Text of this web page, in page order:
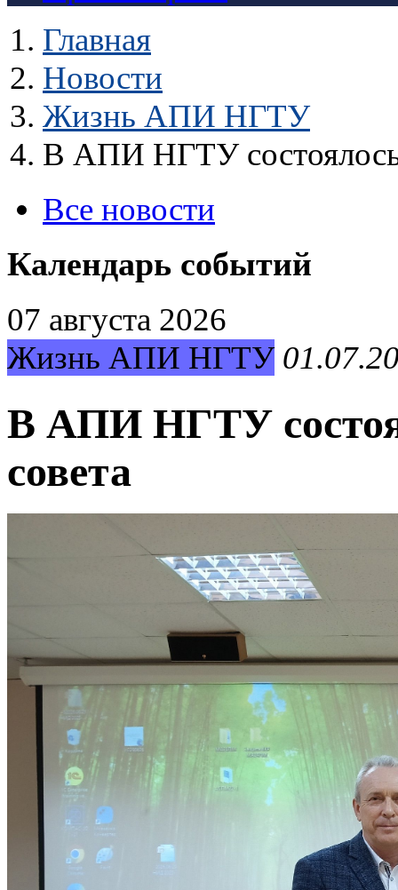
Главная
Новости
Жизнь АПИ НГТУ
В АПИ НГТУ состоялось
Все новости
Календарь событий
07 августа 2026
Жизнь АПИ НГТУ
В АПИ НГТУ
совета